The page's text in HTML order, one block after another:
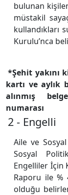
bulunan
müstakil
kullandıkları
Kurulu’nca
*Şehit yakını
kartı ve aylık
alınmış
numarası
2 - Engelli
Aile ve
Sosyal
Engelliler İçin
Raporu ile
olduğu